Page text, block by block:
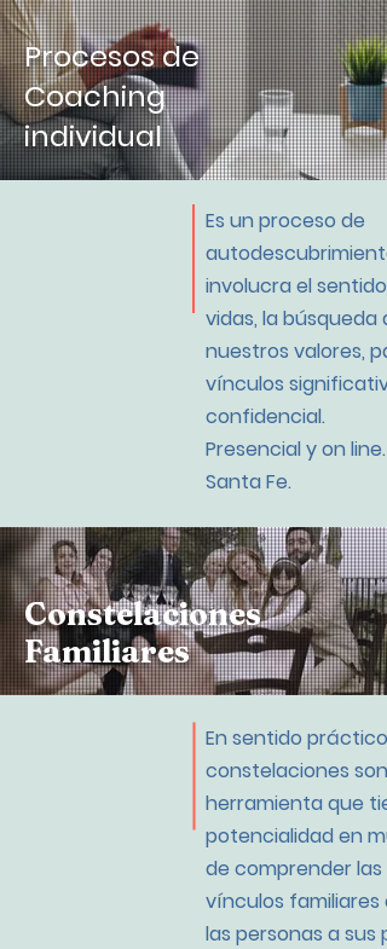
Procesos de
Coaching
individual
Es un proceso de
involucra el sentido
vidas, la búsqueda
nuestros valores,
vínculos
confidencial.
Presencial y on line.
Santa Fe.
Constelaciones
Familiares
En sentido práctico
constelaciones son
herramienta que
potencialidad en
de comprender
vínculos familiares
las personas a sus